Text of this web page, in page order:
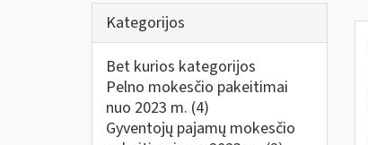
Kategorijos
Bet kurios kategorijos
Pelno mokesčio pakeitimai
nuo 2023 m. (4)
Gyventojų pajamų mokesčio